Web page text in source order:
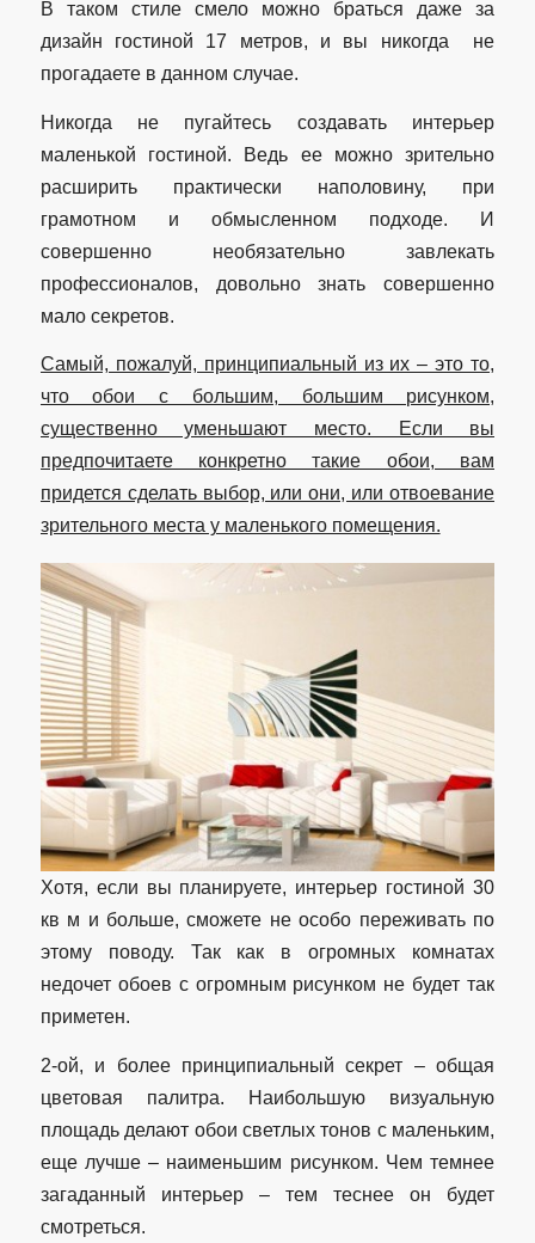
В таком стиле смело можно браться даже за
дизайн гостиной 17 метров, и вы никогда не
прогадаете в данном случае.
Никогда не пугайтесь создавать интерьер
маленькой гостиной. Ведь ее можно зрительно
расширить практически наполовину, при
грамотном и обмысленном подходе. И
совершенно необязательно завлекать
профессионалов, довольно знать совершенно
мало секретов.
Самый, пожалуй, принципиальный из их – это то,
что обои с большим, большим рисунком,
существенно уменьшают место. Если вы
предпочитаете конкретно такие обои, вам
придется сделать выбор, или они, или отвоевание
зрительного места у маленького помещения.
Хотя, если вы планируете, интерьер гостиной 30
кв м и больше, сможете не особо переживать по
этому поводу. Так как в огромных комнатах
недочет обоев с огромным рисунком не будет так
приметен.
2-ой, и более принципиальный секрет – общая
цветовая палитра. Наибольшую визуальную
площадь делают обои светлых тонов с маленьким,
еще лучше – наименьшим рисунком. Чем темнее
загаданный интерьер – тем теснее он будет
смотреться.